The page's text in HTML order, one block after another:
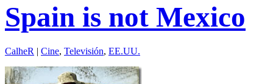
Spain is not Mexico
CalheR | Cine, Televisión, EE.UU.